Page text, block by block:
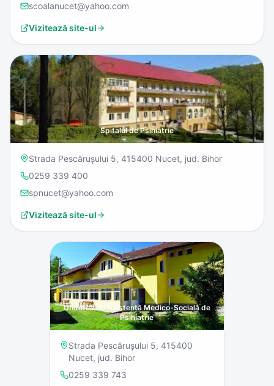
scoalanucet@yahoo.com
Vizitează site-ul
Spitalul de Psihiatrie
Strada Pescărușului 5, 415400 Nucet, jud. Bihor
0259 339 400
spnucet@yahoo.com
Vizitează site-ul
Unitatea de Asistență Medico-Socială de
Psihiatrie
Strada Pescărușului 5, 415400
Nucet, jud. Bihor
0259 339 743